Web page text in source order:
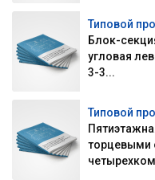
Типовой
Блок-
угловая
3-3...
Типовой
торцевыми